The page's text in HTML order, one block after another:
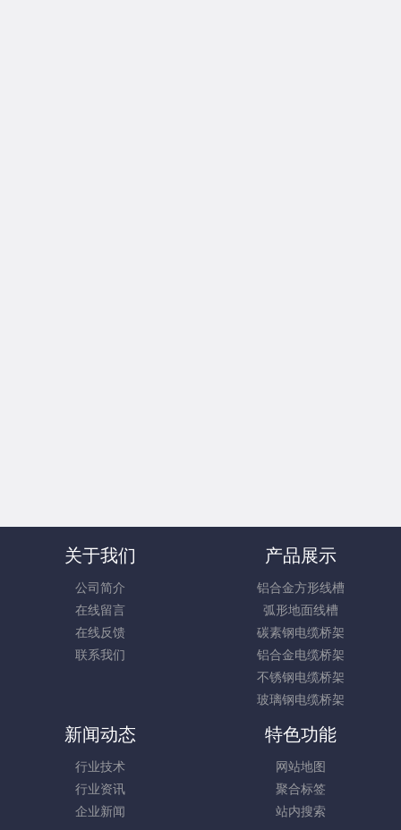
关于我们
公司简介
在线留言
在线反馈
联系我们
产品展示
铝合金方形线槽
弧形地面线槽
碳素钢电缆桥架
铝合金电缆桥架
不锈钢电缆桥架
玻璃钢电缆桥架
新闻动态
行业技术
行业资讯
企业新闻
特色功能
网站地图
聚合标签
站内搜索